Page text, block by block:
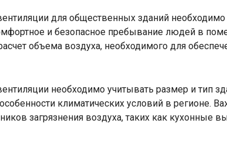
для общественных зданий
и безопасное пребывание людей в
объема воздуха, необходимого для
необходимо учитывать размер и тип
климатических условий в регионе.
загрязнения воздуха, таких как кухонные